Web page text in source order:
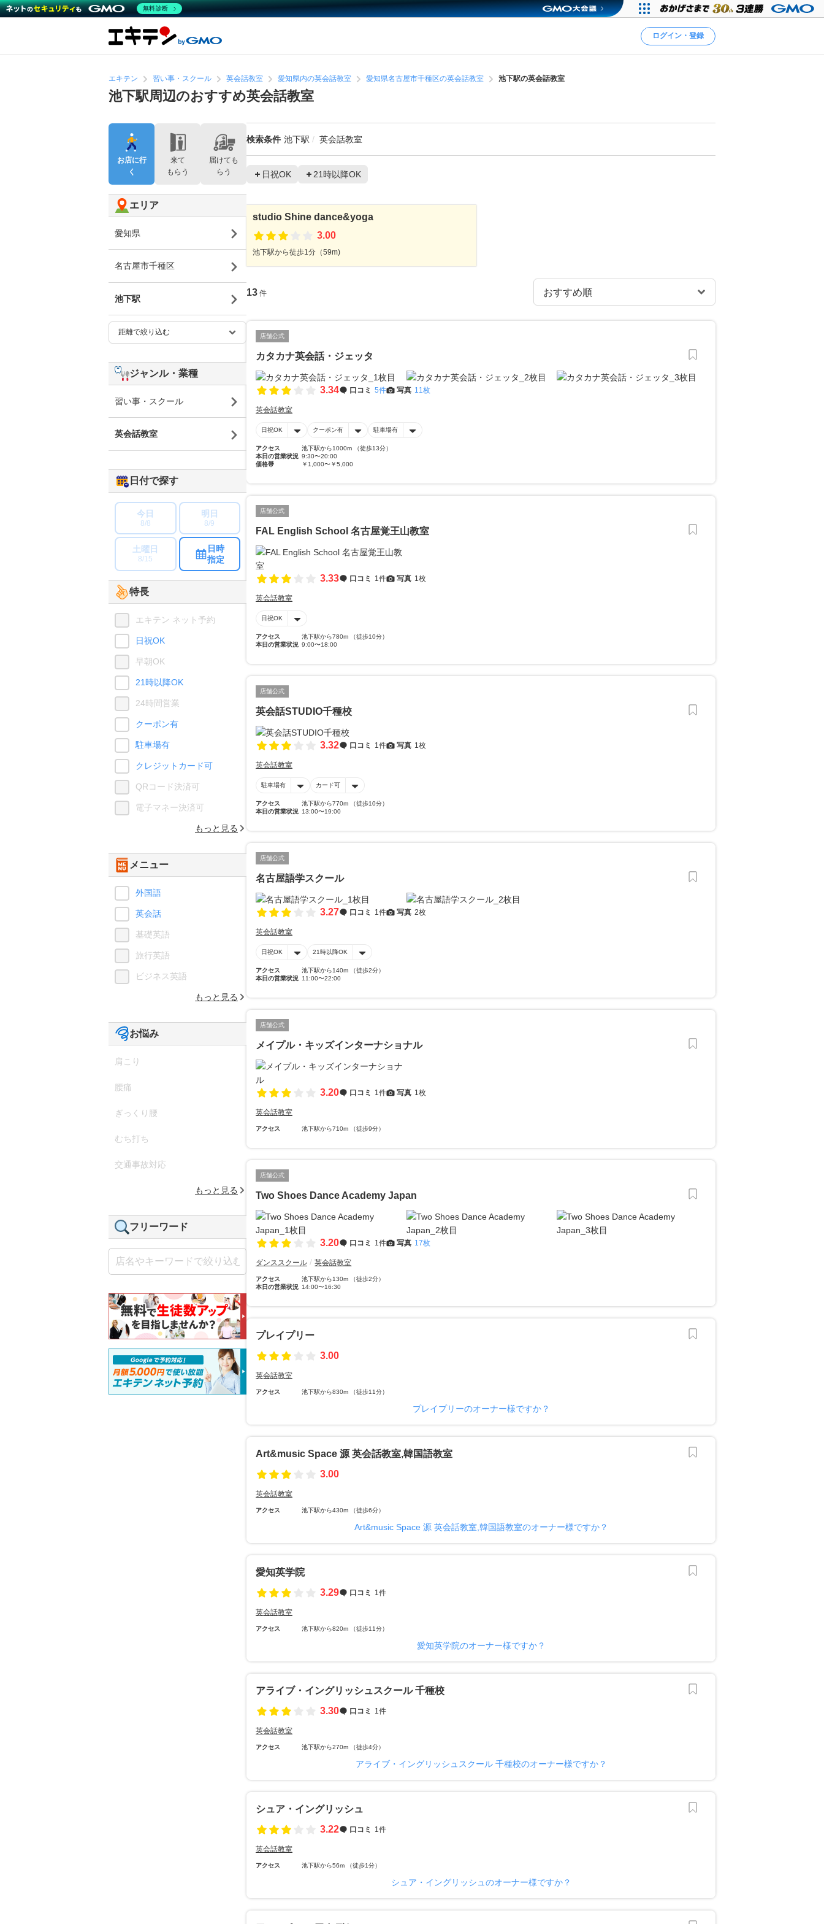
ログイン・登録
エキテン 習い事・スクール 英会話教室 愛知県内の英会話教室 愛知県名古屋市千種区の英会話教室 池下駅の英会話教室
池下駅周辺のおすすめ英会話教室
検索条件 池下駅 英会話教室
日祝OK 21時以降OK
studio Shine dance&yoga
3.00
池下駅から徒歩1分（59m)
13 件
店舗公式
カタカナ英会話・ジェッタ
3.34 口コミ 5件 写真 11枚
英会話教室
日祝OK クーポン有 駐車場有
アクセス
池下駅から1000m （徒歩13分）
本日の営業状況 9:30〜20:00
価格帯
￥1,000〜￥5,000
店舗公式
FAL English School 名古屋覚王山教室
3.33 口コミ 1件 写真 1枚
英会話教室
日祝OK
アクセス
池下駅から780m （徒歩10分）
本日の営業状況 9:00〜18:00
店舗公式
英会話STUDIO千種校
3.32 口コミ 1件 写真 1枚
英会話教室
駐車場有 カード可
アクセス
池下駅から770m （徒歩10分）
本日の営業状況 13:00〜19:00
店舗公式
名古屋語学スクール
3.27 口コミ 1件 写真 2枚
英会話教室
日祝OK 21時以降OK
アクセス
池下駅から140m （徒歩2分）
本日の営業状況 11:00〜22:00
店舗公式
メイプル・キッズインターナショナル
3.20 口コミ 1件 写真 1枚
英会話教室
アクセス 池下駅から710m （徒歩9分）
店舗公式
Two Shoes Dance Academy Japan
3.20 口コミ 1件 写真 17枚
ダンススクール 英会話教室
アクセス
池下駅から130m （徒歩2分）
本日の営業状況 14:00〜16:30
プレイプリー
3.00
英会話教室
アクセス 池下駅から830m （徒歩11分）
プレイプリーのオーナー様ですか？
Art&music Space 源 英会話教室,韓国語教室
3.00
英会話教室
アクセス 池下駅から430m （徒歩6分）
Art&music Space 源 英会話教室,韓国語教室のオーナー様ですか？
愛知英学院
3.29
口コミ 1件
英会話教室
アクセス 池下駅から820m （徒歩11分）
愛知英学院のオーナー様ですか？
アライブ・イングリッシュスクール 千種校
3.30
口コミ 1件
英会話教室
アクセス 池下駅から270m （徒歩4分）
アライブ・イングリッシュスクール 千種校のオーナー様ですか？
シュア・イングリッシュ
3.22
口コミ 1件
英会話教室
アクセス 池下駅から56m （徒歩1分）
シュア・イングリッシュのオーナー様ですか？
お店に行
く
来て
もらう
届けても
らう
エリア
愛知県
名古屋市千種区
池下駅
ジャンル・業種
習い事・スクール
英会話教室
日付で探す
今日
8/8
明日
8/9
土曜日
8/15
日時
指定
特長
エキテン ネット予約
日祝OK
早朝OK
21時以降OK
24時間営業
クーポン有
駐車場有
クレジットカード可
QRコード決済可
電子マネー決済可
もっと見る
メニュー
外国語
英会話
基礎英語
旅行英語
ビジネス英語
もっと見る
お悩み
肩こり
腰痛
ぎっくり腰
むち打ち
交通事故対応
もっと見る
フリーワード
無料診断